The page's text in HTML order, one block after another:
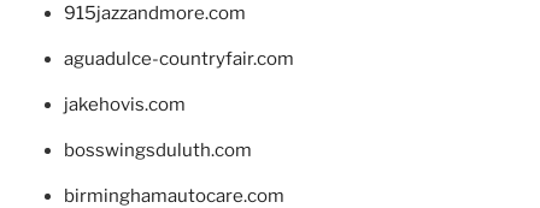
915jazzandmore.com
aguadulce-countryfair.com
jakehovis.com
bosswingsduluth.com
birminghamautocare.com